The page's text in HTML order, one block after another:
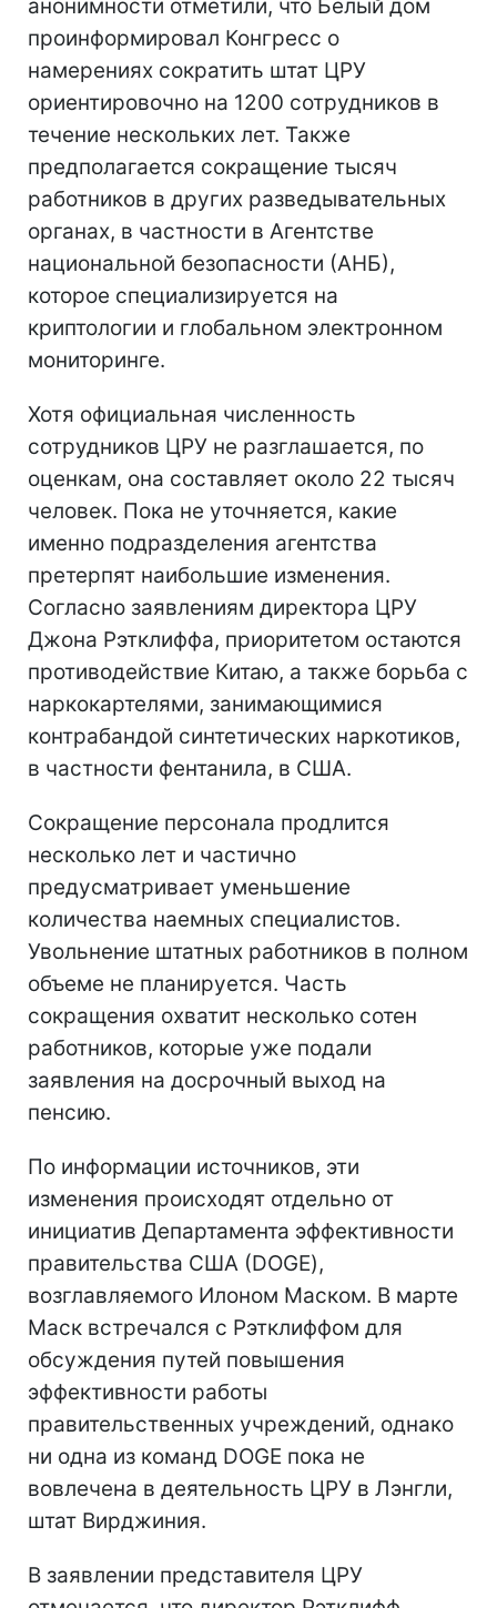
анонимности отметили, что Белый дом
проинформировал Конгресс о
намерениях сократить штат ЦРУ
ориентировочно на 1200 сотрудников в
течение нескольких лет. Также
предполагается сокращение тысяч
работников в других разведывательных
органах, в частности в Агентстве
национальной безопасности (АНБ),
которое специализируется на
криптологии и глобальном электронном
мониторинге.
Хотя официальная численность
сотрудников ЦРУ не разглашается, по
оценкам, она составляет около 22 тысяч
человек. Пока не уточняется, какие
именно подразделения агентства
претерпят наибольшие изменения.
Согласно заявлениям директора ЦРУ
Джона Рэтклиффа, приоритетом остаются
противодействие Китаю, а также борьба с
наркокартелями, занимающимися
контрабандой синтетических наркотиков,
в частности фентанила, в США.
Сокращение персонала продлится
несколько лет и частично
предусматривает уменьшение
количества наемных специалистов.
Увольнение штатных работников в полном
объеме не планируется. Часть
сокращения охватит несколько сотен
работников, которые уже подали
заявления на досрочный выход на
пенсию.
По информации источников, эти
изменения происходят отдельно от
инициатив Департамента эффективности
правительства США (DOGE),
возглавляемого Илоном Маском. В марте
Маск встречался с Рэтклиффом для
обсуждения путей повышения
эффективности работы
правительственных учреждений, однако
ни одна из команд DOGE пока не
вовлечена в деятельность ЦРУ в Лэнгли,
штат Вирджиния.
В заявлении представителя ЦРУ